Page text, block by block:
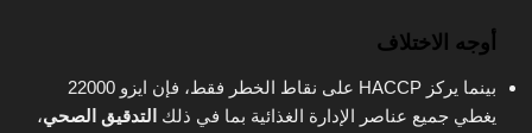
أوجه الاختلاف
بينما يركز HACCP على نقاط الخطر فقط، فإن ايزو 22000
يغطي جميع عناصر الإدارة الغذائية بما في ذلك التدقيق الصحي،